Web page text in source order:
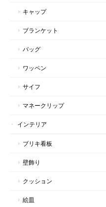
キャップ
ブランケット
バッグ
ワッペン
サイフ
マネークリップ
インテリア
ブリキ看板
壁飾り
クッション
絵皿